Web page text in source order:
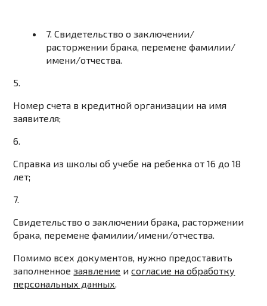
7. Свидетельство о заключении/
расторжении брака, перемене фамилии/
имени/отчества.
5.
Номер счета в кредитной организации на имя
заявителя;
6.
Справка из школы об учебе на ребенка от 16 до 18
лет;
7.
Свидетельство о заключении брака, расторжении
брака, перемене фамилии/имени/отчества.
Помимо всех документов, нужно предоставить
заполненноезаявление исогласие на обработку
персональных данных